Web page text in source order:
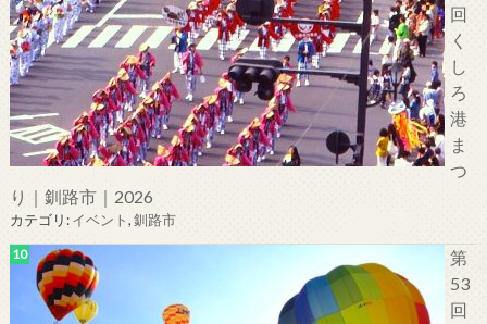
回
く
し
ろ
港
ま
つ
り｜釧路市｜2026
カテゴリ:イベント,釧路市
第
53
回